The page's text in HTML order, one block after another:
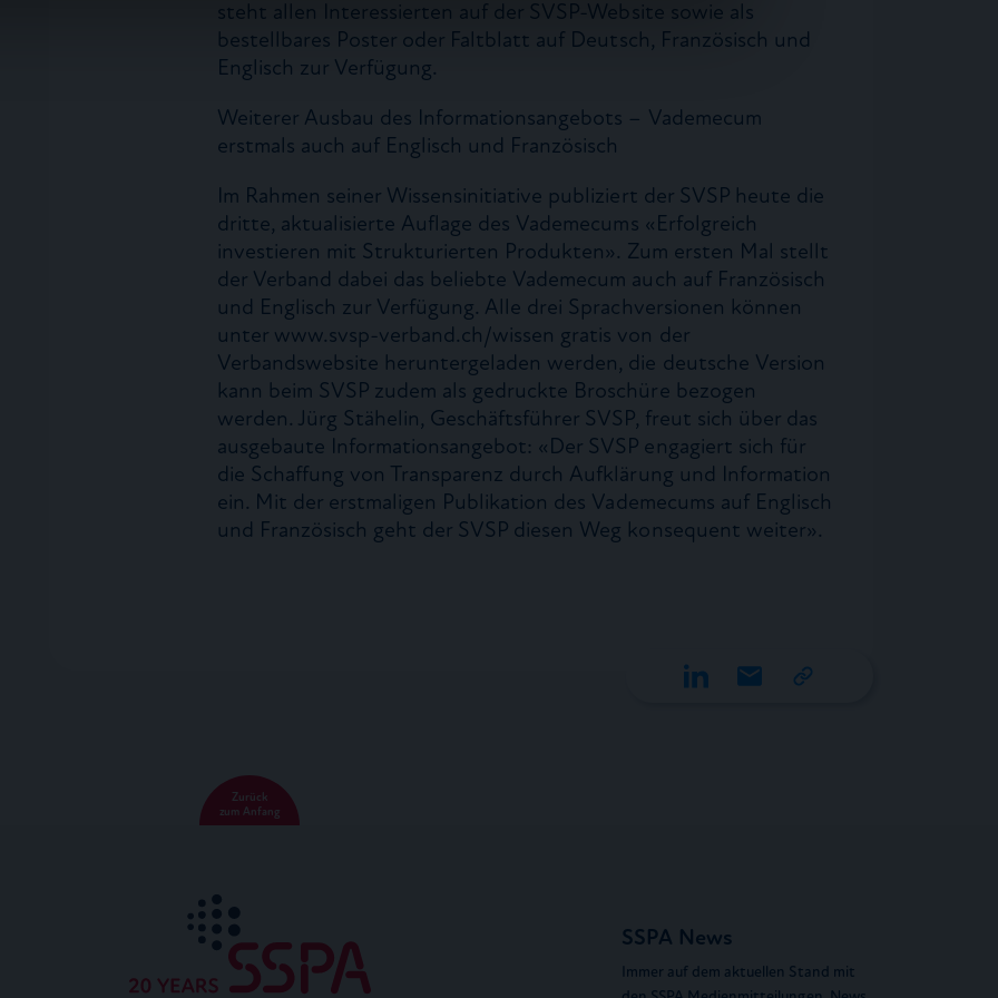
steht allen Interessierten auf der SVSP-Website sowie als
bestellbares Poster oder Faltblatt auf Deutsch, Französisch und
Englisch zur Verfügung.
Weiterer Ausbau des Informationsangebots – Vademecum
erstmals auch auf Englisch und Französisch
Im Rahmen seiner Wissensinitiative publiziert der SVSP heute die
dritte, aktualisierte Auflage des Vademecums «Erfolgreich
investieren mit Strukturierten Produkten». Zum ersten Mal stellt
der Verband dabei das beliebte Vademecum auch auf Französisch
und Englisch zur Verfügung. Alle drei Sprachversionen können
unter www.svsp-verband.ch/wissen gratis von der
Verbandswebsite heruntergeladen werden, die deutsche Version
kann beim SVSP zudem als gedruckte Broschüre bezogen
werden. Jürg Stähelin, Geschäftsführer SVSP, freut sich über das
ausgebaute Informationsangebot: «Der SVSP engagiert sich für
die Schaffung von Transparenz durch Aufklärung und Information
ein. Mit der erstmaligen Publikation des Vademecums auf Englisch
und Französisch geht der SVSP diesen Weg konsequent weiter».
Zurück
zum Anfang
SSPA News
Immer auf dem aktuellen Stand mit